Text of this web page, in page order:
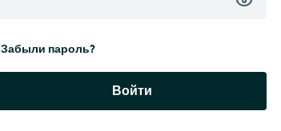
Забыли пароль?
Войти